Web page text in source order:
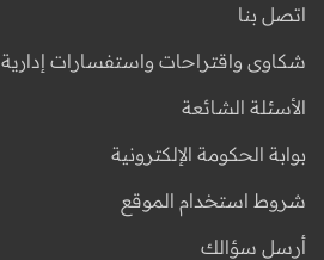
اتصل بنا
شكاوى واقتراحات واستفسارات إدارية
الأسئلة الشائعة
بوابة الحكومة الإلكترونية
شروط استخدام الموقع
أرسل سؤالك